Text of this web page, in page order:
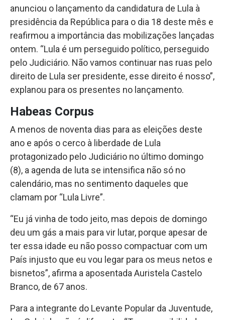
anunciou o lançamento da candidatura de Lula à
presidência da República para o dia 18 deste mês e
reafirmou a importância das mobilizações lançadas
ontem. “Lula é um perseguido político, perseguido
pelo Judiciário. Não vamos continuar nas ruas pelo
direito de Lula ser presidente, esse direito é nosso”,
explanou para os presentes no lançamento.
Habeas Corpus
A menos de noventa dias para as eleições deste
ano e após o cerco à liberdade de Lula
protagonizado pelo Judiciário no último domingo
(8), a agenda de luta se intensifica não só no
calendário, mas no sentimento daqueles que
clamam por “Lula Livre”.
“Eu já vinha de todo jeito, mas depois de domingo
deu um gás a mais para vir lutar, porque apesar de
ter essa idade eu não posso compactuar com um
País injusto que eu vou legar para os meus netos e
bisnetos”, afirma a aposentada Auristela Castelo
Branco, de 67 anos.
Para a integrante do Levante Popular da Juventude,